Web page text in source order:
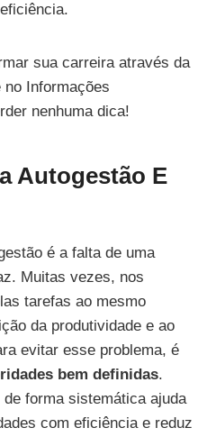
sua carreira através da
Informações
nenhuma dica!
Autogestão E
é a falta de uma
Muitas vezes, nos
tarefas ao mesmo
da produtividade e ao
evitar esse problema, é
bem definidas.
forma sistemática ajuda
com eficiência e reduz